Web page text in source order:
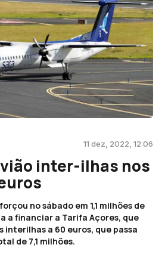
11 dez, 2022, 12:06
inter-ilhas nos
no sábado em 1,1 milhões de
a financiar a Tarifa Açores, que
interilhas a 60 euros, que passa
de 7,1 milhões.